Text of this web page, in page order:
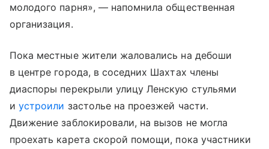
молодого парня», — напомнила общественная
организация.
Пока местные жители жаловались на дебоши
в центре города, в соседних Шахтах члены
диаспоры перекрыли улицу Ленскую стульями
иустроили застолье на проезжей части.
Движение заблокировали, на вызов не могла
проехать карета скорой помощи, пока участники